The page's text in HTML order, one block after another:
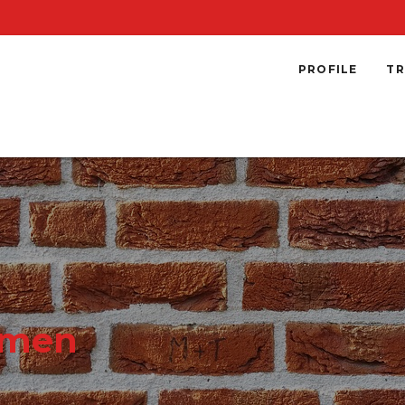
PROFILE